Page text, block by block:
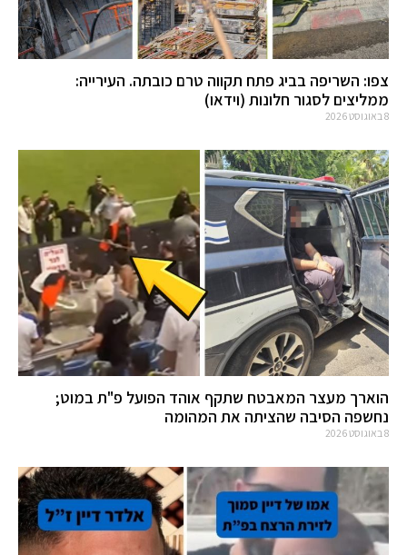
צפו: השריפה בביג פתח תקווה טרם כובתה. העירייה:
ממליצים לסגור חלונות (וידאו)
8 באוגוסט 2026
הוארך מעצר המאבטח שתקף אוהד הפועל פ"ת במוט;
נחשפה הסיבה שהציתה את המהומה
8 באוגוסט 2026